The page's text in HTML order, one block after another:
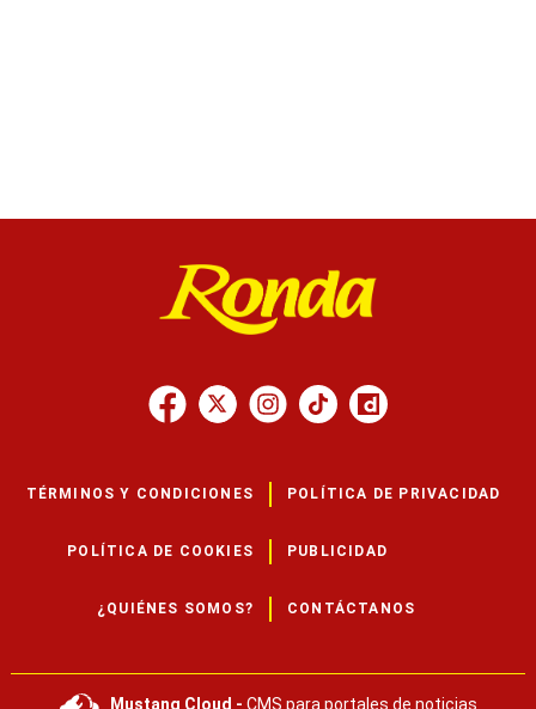
TÉRMINOS Y CONDICIONES POLÍTICA DE PRIVACIDAD
POLÍTICA DE COOKIES PUBLICIDAD
¿QUIÉNES SOMOS? CONTÁCTANOS
Mustang Cloud - CMS para portales de noticias